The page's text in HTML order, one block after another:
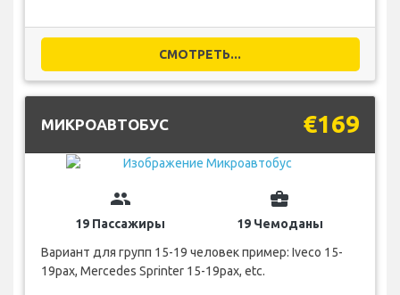
СМОТРЕТЬ...
МИКРОАВТОБУС €169
group
19 Пассажиры
business_center
19 Чемоданы
Вариант для групп 15-19 человек пример: Iveco 15-
19pax, Mercedes Sprinter 15-19pax, etc.